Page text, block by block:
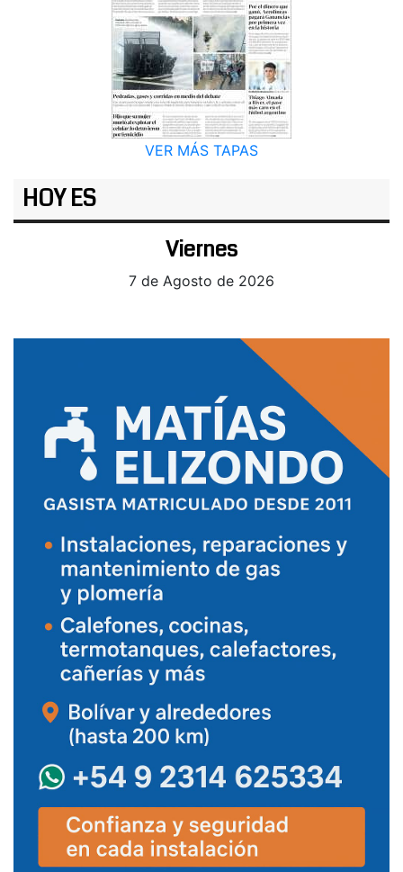
VER MÁS TAPAS
HOY ES
Viernes
7 de Agosto de 2026